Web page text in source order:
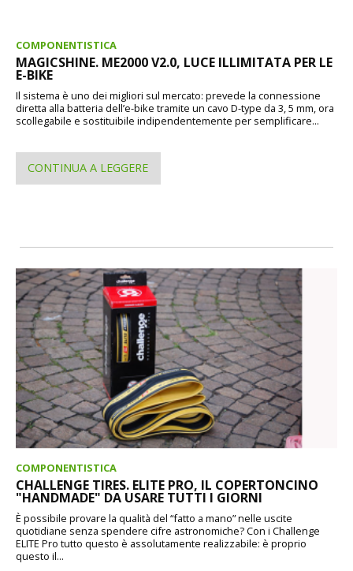
COMPONENTISTICA
MAGICSHINE. ME2000 V2.0, LUCE ILLIMITATA PER LE
E-BIKE
Il sistema è uno dei migliori sul mercato: prevede la connessione
diretta alla batteria dell’e-bike tramite un cavo D-type da 3, 5 mm, ora
scollegabile e sostituibile indipendentemente per semplificare...
CONTINUA A LEGGERE
COMPONENTISTICA
CHALLENGE TIRES. ELITE PRO, IL COPERTONCINO
"HANDMADE" DA USARE TUTTI I GIORNI
È possibile provare la qualità del “fatto a mano” nelle uscite
quotidiane senza spendere cifre astronomiche? Con i Challenge
ELITE Pro tutto questo è assolutamente realizzabile: è proprio
questo il...